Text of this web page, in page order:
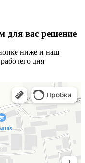
для вас решение
ниже и наш
дня